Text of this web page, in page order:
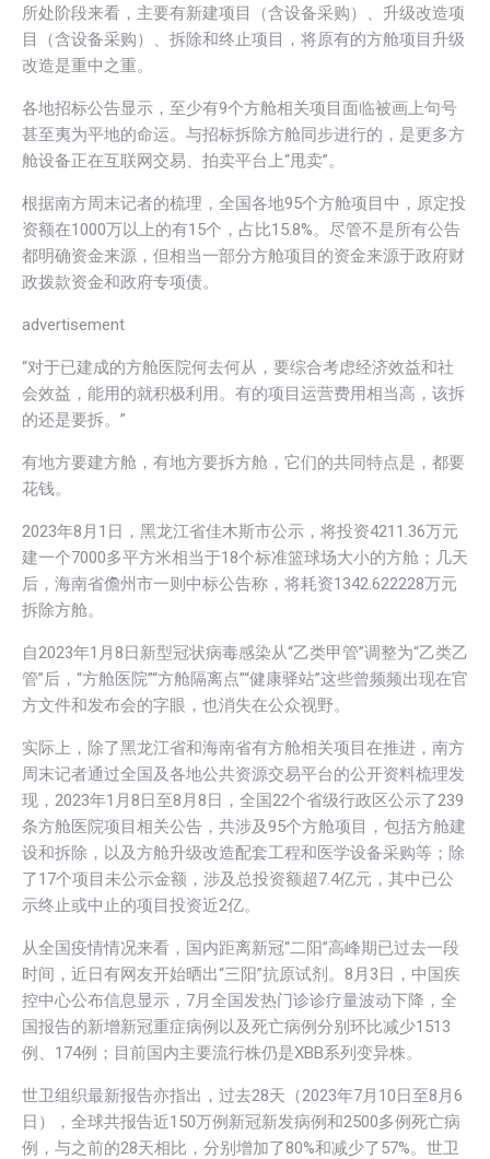
所处阶段来看，主要有新建项目（含设备采购）、升级改造项
目（含设备采购）、拆除和终止项目，将原有的方舱项目升级
改造是重中之重。
各地招标公告显示，至少有9个方舱相关项目面临被画上句号
甚至夷为平地的命运。与招标拆除方舱同步进行的，是更多方
舱设备正在互联网交易、拍卖平台上“甩卖”。
根据南方周末记者的梳理，全国各地95个方舱项目中，原定投
资额在1000万以上的有15个，占比15.8%。尽管不是所有公告
都明确资金来源，但相当一部分方舱项目的资金来源于政府财
政拨款资金和政府专项债。
advertisement
“对于已建成的方舱医院何去何从，要综合考虑经济效益和社
会效益，能用的就积极利用。有的项目运营费用相当高，该拆
的还是要拆。”
有地方要建方舱，有地方要拆方舱，它们的共同特点是，都要
花钱。
2023年8月1日，黑龙江省佳木斯市公示，将投资4211.36万元
建一个7000多平方米相当于18个标准篮球场大小的方舱；几天
后，海南省儋州市一则中标公告称，将耗资1342.622228万元
拆除方舱。
自2023年1月8日新型冠状病毒感染从“乙类甲管”调整为“乙类乙
管”后，“方舱医院”“方舱隔离点”“健康驿站”这些曾频频出现在官
方文件和发布会的字眼，也消失在公众视野。
实际上，除了黑龙江省和海南省有方舱相关项目在推进，南方
周末记者通过全国及各地公共资源交易平台的公开资料梳理发
现，2023年1月8日至8月8日，全国22个省级行政区公示了239
条方舱医院项目相关公告，共涉及95个方舱项目，包括方舱建
设和拆除，以及方舱升级改造配套工程和医学设备采购等；除
了17个项目未公示金额，涉及总投资额超7.4亿元，其中已公
示终止或中止的项目投资近2亿。
从全国疫情情况来看，国内距离新冠“二阳”高峰期已过去一段
时间，近日有网友开始晒出“三阳”抗原试剂。8月3日，中国疾
控中心公布信息显示，7月全国发热门诊诊疗量波动下降，全
国报告的新增新冠重症病例以及死亡病例分别环比减少1513
例、174例；目前国内主要流行株仍是XBB系列变异株。
世卫组织最新报告亦指出，过去28天（2023年7月10日至8月6
日），全球共报告近150万例新冠新发病例和2500多例死亡病
例，与之前的28天相比，分别增加了80%和减少了57%。世卫